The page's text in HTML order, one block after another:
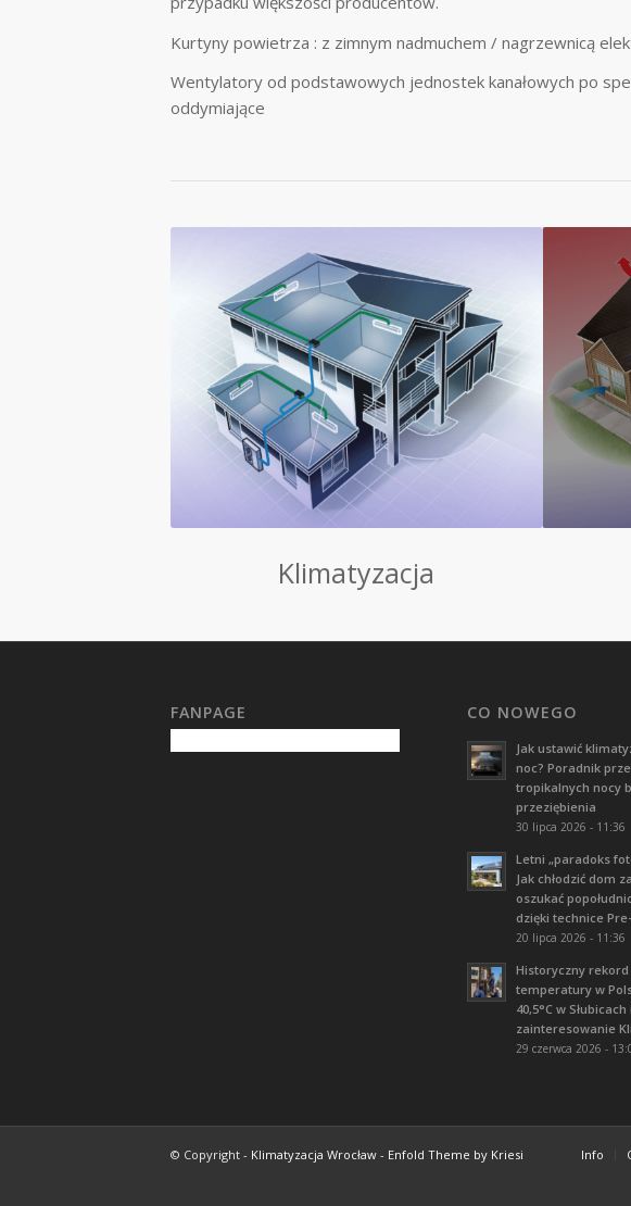
Kurtyny powietrza : z zimnym nadmuchem / nagrzewnicą
Wentylatory od podstawowych jednostek kanałowych po
oddymiające
Klimatyzacja
FANPAGE CO NOWEGO
Jak ustawić
noc? Poradnik
tropikalnych nocy
przeziębienia
30 lipca 2026 - 11:36
Letni „paradoks
Jak chłodzić dom
oszukać
dzięki technice
20 lipca 2026 - 11:36
Historyczny rekord
temperatury w
40,5°C w
zainteresowanie
29 czerwca 2026 -
© Copyright - Klimatyzacja Wrocław - Enfold Theme by Kriesi Info